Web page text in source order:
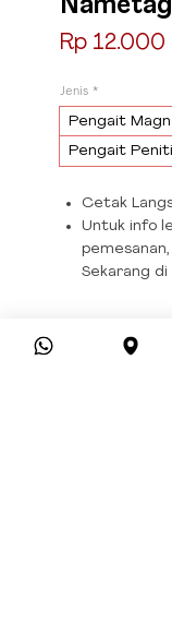
Rp 12.000
Jenis *
Pengait
Pengait Peniti
Cetak
Untuk info
Sekarang di